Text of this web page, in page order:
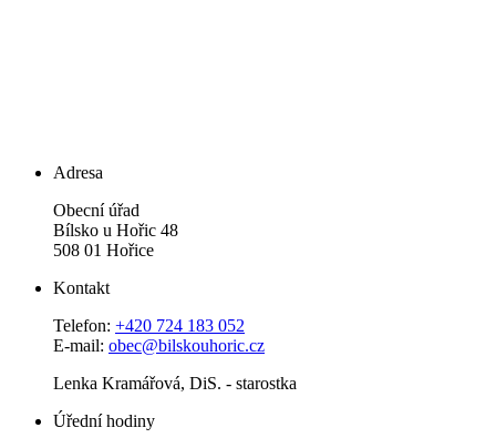
Adresa
Obecní úřad
Bílsko u Hořic 48
508 01 Hořice
Kontakt
Telefon: +420 724 183 052
E-mail: obec@bilskouhoric.cz
Lenka Kramářová, DiS. - starostka
Úřední hodiny